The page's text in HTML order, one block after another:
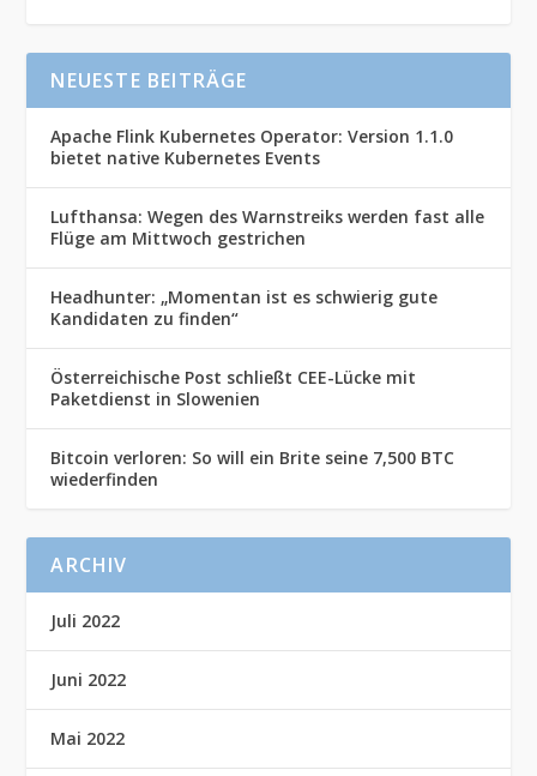
NEUESTE BEITRÄGE
Apache Flink Kubernetes Operator: Version 1.1.0
bietet native Kubernetes Events
Lufthansa: Wegen des Warnstreiks werden fast alle
Flüge am Mittwoch gestrichen
Headhunter: „Momentan ist es schwierig gute
Kandidaten zu finden“
Österreichische Post schließt CEE-Lücke mit
Paketdienst in Slowenien
Bitcoin verloren: So will ein Brite seine 7,500 BTC
wiederfinden
ARCHIV
Juli 2022
Juni 2022
Mai 2022